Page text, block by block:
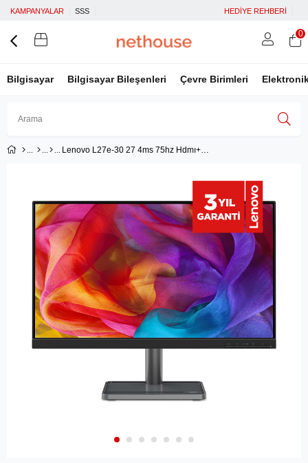
KAMPANYALAR SSS HEDİYE REHBERİ
Bilgisayar Bilgisayar Bileşenleri Çevre Birimleri
Google İle Bağlan
0
Lenovo L27e-30 27 4ms 75hz Hdmı+vga Freesync Full Hd Ips Led Monitör 66bekac2tk